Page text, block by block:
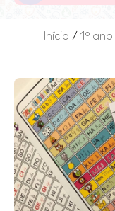
Início / 1º ano